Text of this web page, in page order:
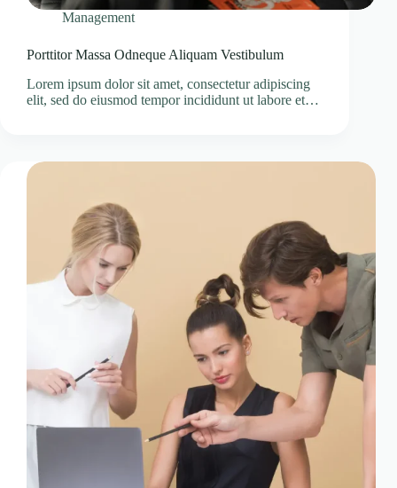
Management
Porttitor Massa Odneque Aliquam Vestibulum
Lorem ipsum dolor sit amet, consectetur adipiscing
elit, sed do eiusmod tempor incididunt ut labore et…